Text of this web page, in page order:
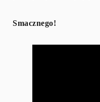
Smacznego!